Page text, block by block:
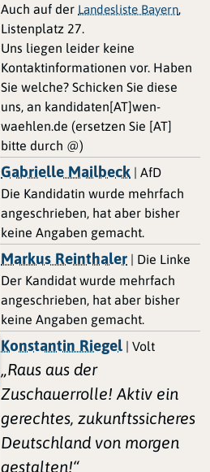
Auch auf der Landesliste Bayern
Listenplatz 27.
Uns liegen leider keine
Kontaktinformationen vor. Haben
Sie welche? Schicken Sie diese
uns, an kandidaten[AT]wen-
waehlen.de (ersetzen Sie [AT]
bitte durch @)
Gabrielle Mailbeck | AfD
Die Kandidatin wurde mehrfach
angeschrieben, hat aber bisher
keine Angaben gemacht.
Markus Reinthaler | Die Linke
Der Kandidat wurde mehrfach
angeschrieben, hat aber bisher
keine Angaben gemacht.
Konstantin Riegel | Volt
„Raus aus der
Zuschauerrolle! Aktiv ein
gerechtes, zukunftssicheres
Deutschland von morgen
gestalten!“